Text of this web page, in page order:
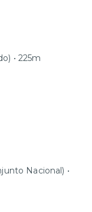
• 225m
Nacional) •